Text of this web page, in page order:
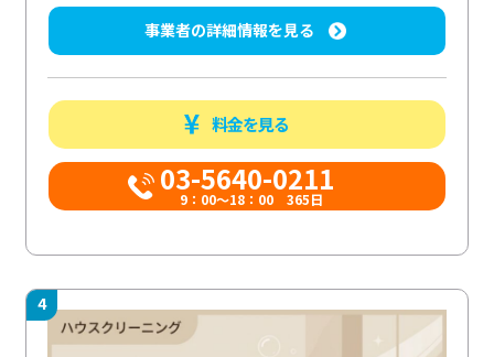
事業者の詳細情報を見る
料金を見る
03-5640-0211
9：00～18：00 365日
4